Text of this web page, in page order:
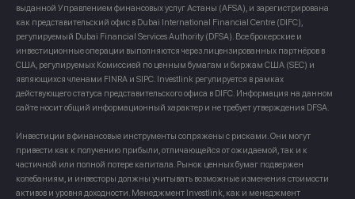
выданной Управлением финансовых услуг Астаны (AFSA), и зарегистрирована
как представительский офис в Dubai International Financial Centre (DIFC),
регулируемый Dubai Financial Services Authority (DFSA). Все брокерские и
инвестиционные операции выполняются через лицензированных партнёров в
США, регулируемых Комиссией по ценным бумагам и биржам США (SEC) и
являющихся членами FINRA и SIPC. Investlink регулируется в рамках
действующего статуса представительского офиса в DIFC. Информация на данном
сайте носит общий информационный характер и не требует утверждения DFSA.
Инвестиции в финансовые инструменты сопряжены с рисками. Они могут
привести как к получению прибыли, отличающейся от ожидаемой, так и к
частичной или полной потере капитала. Рынок ценных бумаг подвержен
колебаниям, и инвесторы должны учитывать возможные изменения стоимости
активов и уровня доходности. Менеджмент Investlink, как и менеджмент